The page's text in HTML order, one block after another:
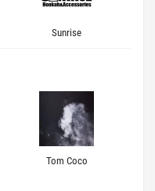
Sunrise
Tom Coco